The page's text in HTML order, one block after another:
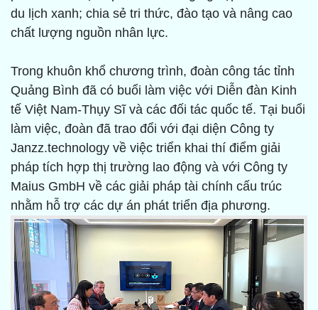
du lịch xanh; chia sẻ tri thức, đào tạo và nâng cao
chất lượng nguồn nhân lực.
Trong khuôn khổ chương trình, đoàn công tác tỉnh
Quảng Bình đã có buổi làm việc với Diễn đàn Kinh
tế Việt Nam-Thụy Sĩ và các đối tác quốc tế. Tại buổi
làm việc, đoàn đã trao đổi với đại diện Công ty
Janzz.technology về việc triển khai thí điểm giải
pháp tích hợp thị trường lao động và với Công ty
Maius GmbH về các giải pháp tài chính cấu trúc
nhằm hỗ trợ các dự án phát triển địa phương.